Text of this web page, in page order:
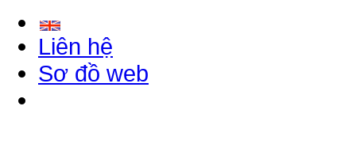
Liên hệ
Sơ đồ web